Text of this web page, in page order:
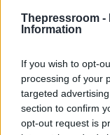
Thepressroom -
Information
If you wish to opt-
processing of your
targeted
section to confirm
opt-out request is
μόνο διέμενε
απευθείας τη
Η «γερμανική
τις
καθώς η